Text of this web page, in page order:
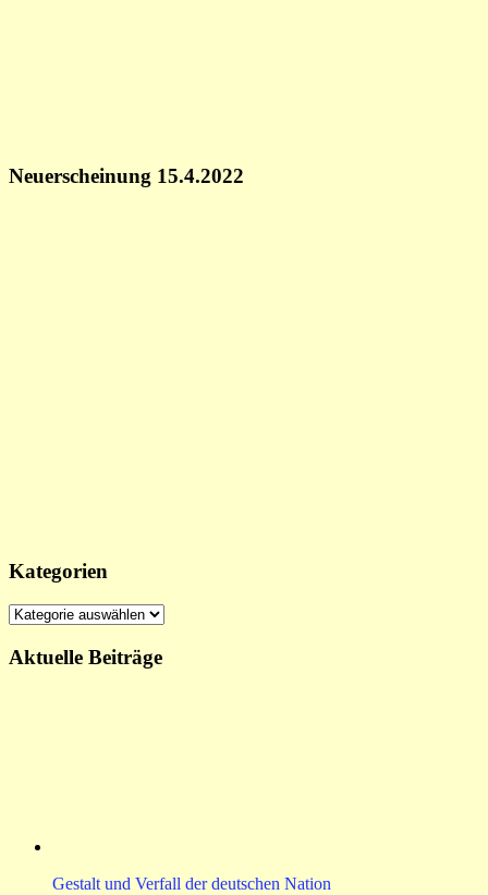
Neuerscheinung 15.4.2022
Kategorien
Kategorien
Aktuelle Beiträge
Gestalt und Verfall der deutschen Nation